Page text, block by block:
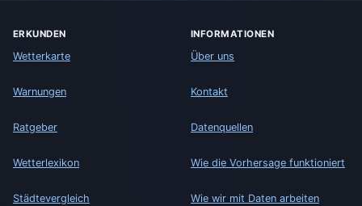
ERKUNDEN
Wetterkarte
Warnungen
Ratgeber
Wetterlexikon
Städtevergleich
INFORMATIONEN
Über uns
Kontakt
Datenquellen
Wie die Vorhersage funktioniert
Wie wir mit Daten arbeiten